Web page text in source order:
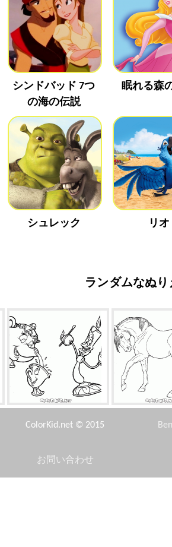
シンドバッド 7つ
の海の伝説
眠れる森
シュレック リオ
ランダムなぬり
魅惑のプリンスのしもべ 馬は遅い行
ColorKid.net © 2015
お問い合わせ